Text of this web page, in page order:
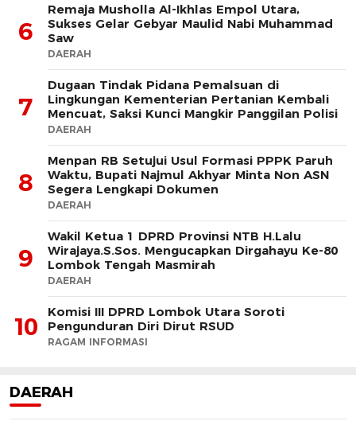
6
Remaja Musholla Al-Ikhlas Empol Utara,
Sukses Gelar Gebyar Maulid Nabi Muhammad
Saw
DAERAH
7
Dugaan Tindak Pidana Pemalsuan di
Lingkungan Kementerian Pertanian Kembali
Mencuat, Saksi Kunci Mangkir Panggilan Polisi
DAERAH
8
Menpan RB Setujui Usul Formasi PPPK Paruh
Waktu, Bupati Najmul Akhyar Minta Non ASN
Segera Lengkapi Dokumen
DAERAH
9
Wakil Ketua 1 DPRD Provinsi NTB H.Lalu
Wirajaya.S.Sos. Mengucapkan Dirgahayu Ke-80
Lombok Tengah Masmirah
DAERAH
10
Komisi III DPRD Lombok Utara Soroti
Pengunduran Diri Dirut RSUD
RAGAM INFORMASI
DAERAH